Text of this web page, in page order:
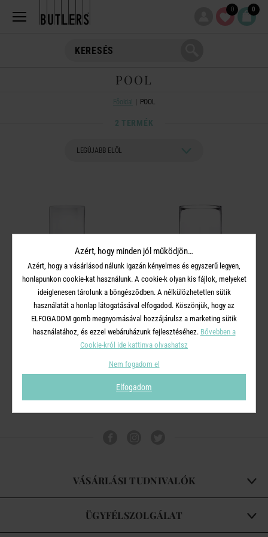
0 0
POOL
Főoldal POOL
2 TERMÉK
POOL
váza 40cm 15cm
POOL
padlóváza 40/18cm
VÁSÁRLÁSI TUDNIVALÓK
ÜGYFÉLSZOLGÁLAT
Azért, hogy minden jól működjön…
Azért, hogy a vásárlásod nálunk igazán kényelmes és egyszerű legyen,
honlapunkon cookie-kat használunk. A cookie-k olyan kis fájlok, melyeket
ideiglenesen tárolunk a böngésződben. A nélkülözhetetlen sütik
használatát a honlap látogatásával elfogadod. Köszönjük, hogy az
ELFOGADOM gomb megnyomásával hozzájárulsz a marketing sütik
használatához, és ezzel webáruházunk fejlesztéséhez. Bővebben a
Cookie-król ide kattinva olvashatsz
Nem fogadom el
Elfogadom